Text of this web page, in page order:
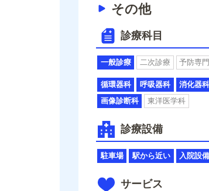
その他
診療科目
一般診療 二次診療 予防専門
循環器科 呼吸器科 消化器
画像診断科
東洋医学科
診療設備
駐車場 駅から近い 入院設備
サービス